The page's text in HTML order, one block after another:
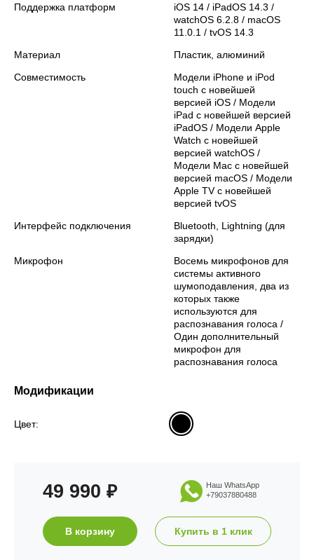
Поддержка платформ
iOS 14 / iPadOS 14.3 /
watchOS 6.2.8 / macOS
11.0.1 / tvOS 14.3
Материал
Пластик, алюминий
Совместимость
Модели iPhone и iPod
touch с новейшей
версией iOS / Модели
iPad с новейшей версией
iPadOS / Модели Apple
Watch с новейшей
версией watchOS /
Модели Mac с новейшей
версией macOS / Модели
Apple TV с новейшей
версией tvOS
Интерфейс подключения
Bluetooth, Lightning (для
зарядки)
Микрофон
Восемь микрофонов для
системы активного
шумоподавления, два из
которых также
используются для
распознавания голоса /
Один дополнительный
микрофон для
распознавания голоса
Модификации
Цвет:
49 990 ₽
Наш WhatsApp
+79037880488
В корзину Купить в 1 клик